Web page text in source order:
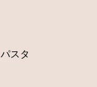
スタ